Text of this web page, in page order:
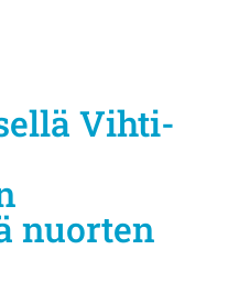
Vihti-
nuorten